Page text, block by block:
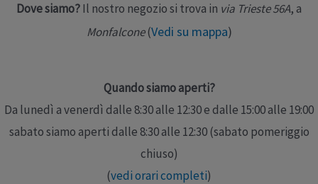
Dove siamo?Il nostro negozio si trova in via Trieste 56A, a
Monfalcone(Vedi su mappa)
Quando siamo aperti?
Da lunedì a venerdì dalle 8:30 alle 12:30 e dalle 15:00 alle 19:00
sabato siamo aperti dalle 8:30 alle 12:30 (sabato pomeriggio
chiuso)
(vedi orari completi)